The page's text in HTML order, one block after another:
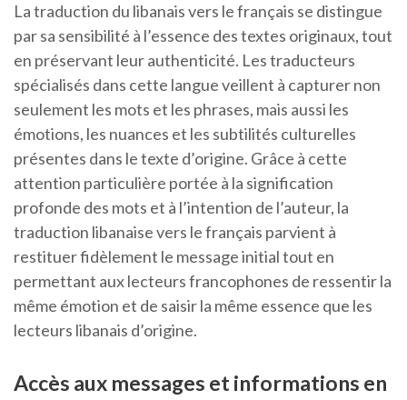
La traduction du libanais vers le français se distingue
par sa sensibilité à l’essence des textes originaux, tout
en préservant leur authenticité. Les traducteurs
spécialisés dans cette langue veillent à capturer non
seulement les mots et les phrases, mais aussi les
émotions, les nuances et les subtilités culturelles
présentes dans le texte d’origine. Grâce à cette
attention particulière portée à la signification
profonde des mots et à l’intention de l’auteur, la
traduction libanaise vers le français parvient à
restituer fidèlement le message initial tout en
permettant aux lecteurs francophones de ressentir la
même émotion et de saisir la même essence que les
lecteurs libanais d’origine.
Accès aux messages et informations en